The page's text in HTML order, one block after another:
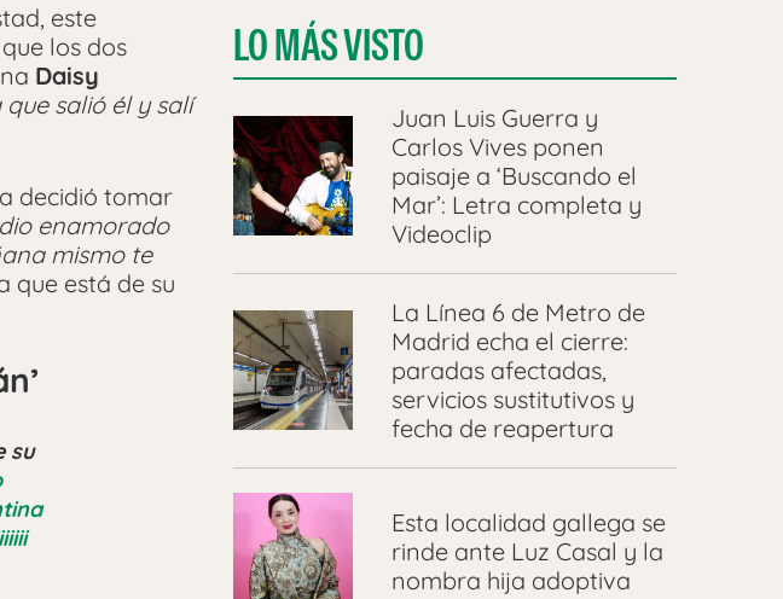
este
los dos
Daisy
salió él y salí
decidió tomar
enamorado
mismo te
que está de su
su
LO MÁS VISTO
Juan Luis Guerra y
Carlos Vives ponen
paisaje a ‘Buscando el
Mar’: Letra completa y
Videoclip
La Línea 6 de Metro de
Madrid echa el cierre:
paradas afectadas,
servicios sustitutivos y
fecha de reapertura
Esta localidad gallega se
rinde ante Luz Casal y la
nombra hija adoptiva